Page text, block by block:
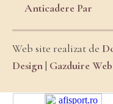
Anticadere Par
Web site realizat de
Design| Gazduire Web